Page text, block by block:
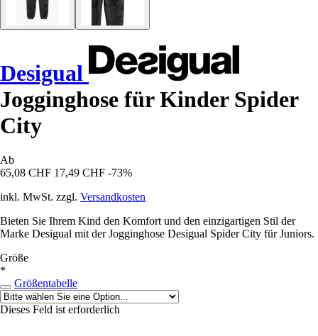
Desigual
Jogginghose für Kinder Spider
City
Ab
65,08 CHF 17,49 CHF -73%
inkl. MwSt. zzgl. Versandkosten
Bieten Sie Ihrem Kind den Komfort und den einzigartigen Stil der
Marke Desigual mit der Jogginghose Desigual Spider City für Juniors.
Größe
*
Größentabelle
Dieses Feld ist erforderlich